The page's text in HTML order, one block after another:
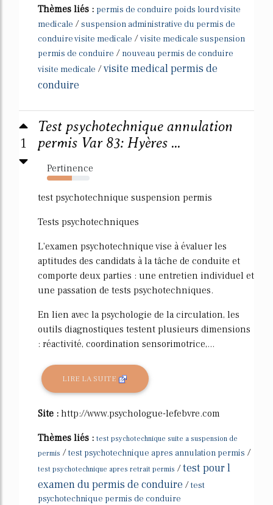
Thèmes liés : permis de conduire poids lourd visite
medicale /suspension administrative du permis de
conduire visite medicale /visite medicale suspension
permis de conduire / nouveau permis de conduire
visite medicale /visite medical permis de
conduire
1
Test psychotechnique annulation
permis Var 83: Hyères ...
Pertinence
58%
test psychotechnique suspension permis
Tests psychotechniques
L'examen psychotechnique vise à évaluer les
aptitudes des candidats à la tâche de conduite et
comporte deux parties : une entretien individuel et
une passation de tests psychotechniques.
En lien avec la psychologie de la circulation, les
outils diagnostiques testent plusieurs dimensions
: réactivité, coordination sensorimotrice,...
LIRE LA SUITE
Site : http://www.psychologue-lefebvre.com
Thèmes liés : test psychotechnique suite a suspension de
permis /test psychotechnique apres annulation permis /
test psychotechnique apres retrait permis /test pour l
examen du permis de conduire /test
psychotechnique permis de conduire